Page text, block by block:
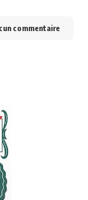
commentaire